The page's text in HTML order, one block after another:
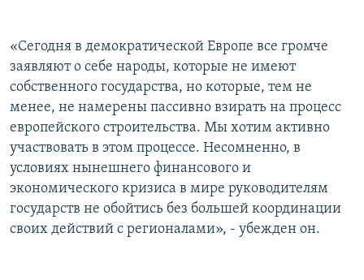
«Сегодня в демократической Европе все громче
заявляют о себе народы, которые не имеют
собственного государства, но которые, тем не
менее, не намерены пассивно взирать на процесс
европейского строительства. Мы хотим активно
участвовать в этом процессе. Несомненно, в
условиях нынешнего финансового и
экономического кризиса в мире руководителям
государств не обойтись без большей координации
своих действий с регионалами», - убежден он.